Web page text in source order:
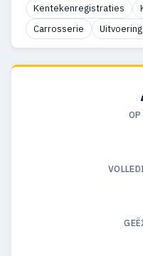
Kentekenregistraties
Carrosserie
OP